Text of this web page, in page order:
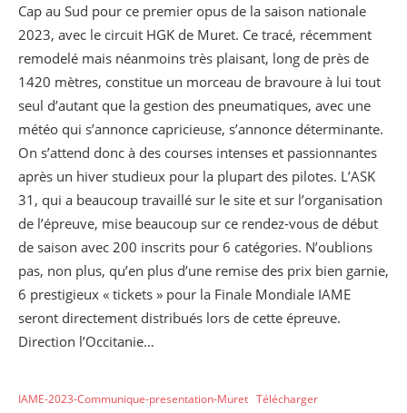
Cap au Sud pour ce premier opus de la saison nationale
2023, avec le circuit HGK de Muret. Ce tracé, récemment
remodelé mais néanmoins très plaisant, long de près de
1420 mètres, constitue un morceau de bravoure à lui tout
seul d’autant que la gestion des pneumatiques, avec une
météo qui s’annonce capricieuse, s’annonce déterminante.
On s’attend donc à des courses intenses et passionnantes
après un hiver studieux pour la plupart des pilotes. L’ASK
31, qui a beaucoup travaillé sur le site et sur l’organisation
de l’épreuve, mise beaucoup sur ce rendez-vous de début
de saison avec 200 inscrits pour 6 catégories. N’oublions
pas, non plus, qu’en plus d’une remise des prix bien garnie,
6 prestigieux « tickets » pour la Finale Mondiale IAME
seront directement distribués lors de cette épreuve.
Direction l’Occitanie…
IAME-2023-Communique-presentation-Muret Télécharger